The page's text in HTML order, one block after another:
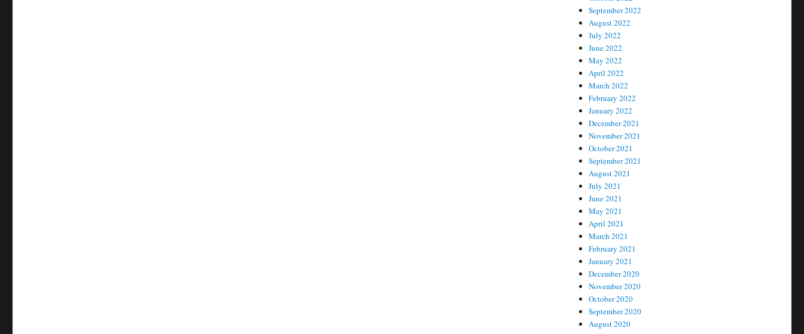
September 2022
August 2022
July 2022
June 2022
May 2022
April 2022
March 2022
February 2022
January 2022
December 2021
November 2021
October 2021
September 2021
August 2021
July 2021
June 2021
May 2021
April 2021
March 2021
February 2021
January 2021
December 2020
November 2020
October 2020
September 2020
August 2020